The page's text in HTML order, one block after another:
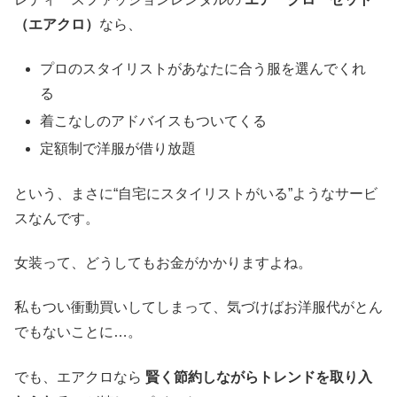
（エアクロ） なら、
プロのスタイリストがあなたに合う服を選んでくれ
る
着こなしのアドバイスもついてくる
定額制で洋服が借り放題
という、まさに“自宅にスタイリストがいる”ようなサービ
スなんです。
女装って、どうしてもお金がかかりますよね。
私もつい衝動買いしてしまって、気づけばお洋服代がとん
でもないことに…。
でも、エアクロなら 賢く節約しながらトレンドを取り入